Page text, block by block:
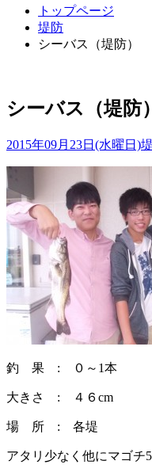
トップページ
堤防
シーバス（堤防）
シーバス（堤防）
2015年09月23日(水曜日)
釣 果 : ０～1本
大きさ : ４６cm
場 所 : 各堤
アタリ少なく他にマゴチ